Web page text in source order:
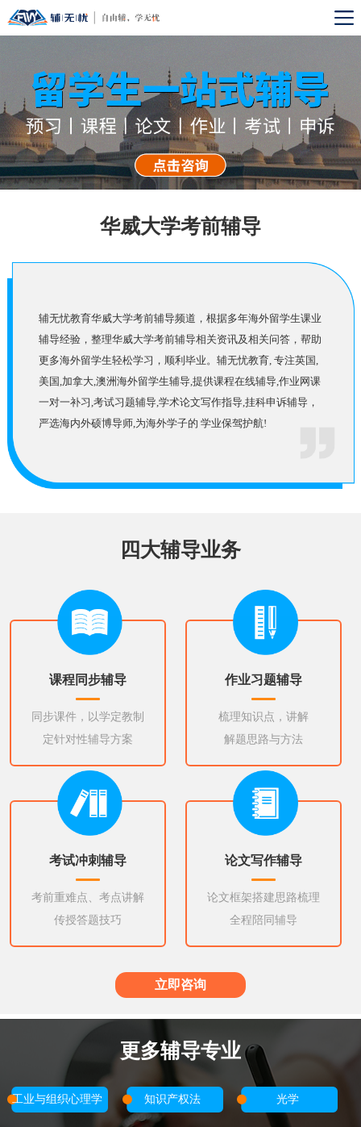
华威大学考前辅导
辅无忧教育华威大学考前辅导频道，根据多年海外留学生课业
辅导经验，整理华威大学考前辅导相关资讯及相关问答，帮助
更多海外留学生轻松学习，顺利毕业。辅无忧教育, 专注英国,
美国,加拿大,澳洲海外留学生辅导,提供课程在线辅导,作业网课
一对一补习,考试习题辅导,学术论文写作指导,挂科申诉辅导，
严选海内外硕博导师,为海外学子的 学业保驾护航!
四大辅导业务
课程同步辅导
同步课件，以学定教制
定针对性辅导方案
作业习题辅导
梳理知识点，讲解
解题思路与方法
考试冲刺辅导
考前重难点、考点讲解
传授答题技巧
论文写作辅导
论文框架搭建思路梳理
全程陪同辅导
立即咨询
更多辅导专业
工业与组织心理学 知识产权法 光学